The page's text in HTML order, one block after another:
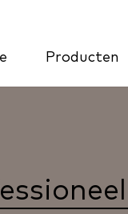
Producten